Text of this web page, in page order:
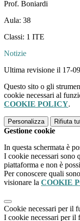
Prof. Boniardi
Aula: 38
Classi: 1 ITE
Notizie
Ultima revisione il 17-
Questo sito o gli
cookie necessari al
COOKIE POLICY.
Personalizza Rifiuta
Gestione cookie
In questa schermata è
I cookie necessari sono
piattaforma e non è
Per conoscere quali
visionare la COOKIE
Cookie necessari per il
I cookie necessari per il